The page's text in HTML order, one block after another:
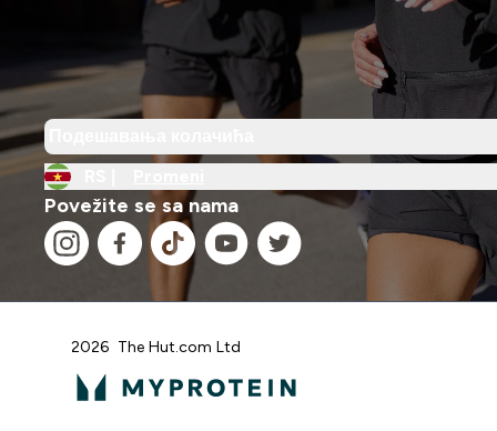
Povežite se sa nama
2026 The Hut.com Ltd